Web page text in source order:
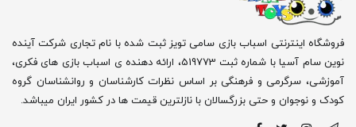
فروشگاه اینترنتی اسباب بازی سامی تویز ثبت شده با نام تجاری شرکت آینده
نوین سام آسیا با شماره ثبت 519773، ارائه دهنده ی اسباب بازی های فکری،
آموزشی، سرگرمی و فرهنگی بر اساس نظرات کارشناسان و روانشناسان گروه
کودک و نوجوان و حتی بزرگسالان با نازلترین قیمت ها در کشور ایران میباشد.